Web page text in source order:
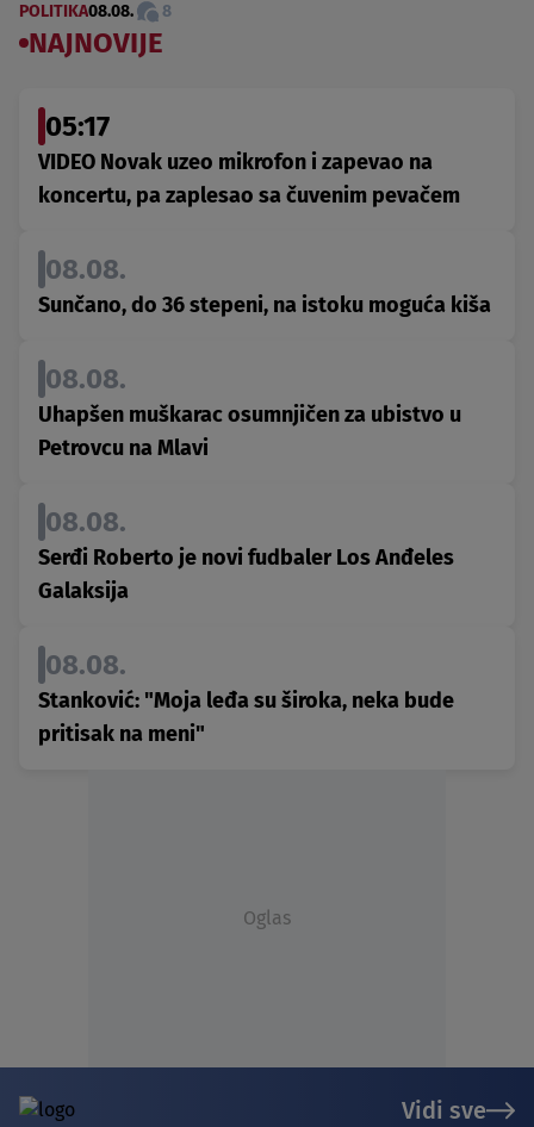
POLITIKA08.08. 8
NAJNOVIJE
05:17
VIDEO Novak uzeo mikrofon i zapevao na
koncertu, pa zaplesao sa čuvenim pevačem
08.08.
Sunčano, do 36 stepeni, na istoku moguća kiša
08.08.
Uhapšen muškarac osumnjičen za ubistvo u
Petrovcu na Mlavi
08.08.
Serđi Roberto je novi fudbaler Los Anđeles
Galaksija
08.08.
Stanković: "Moja leđa su široka, neka bude
pritisak na meni"
Oglas
Vidi sve